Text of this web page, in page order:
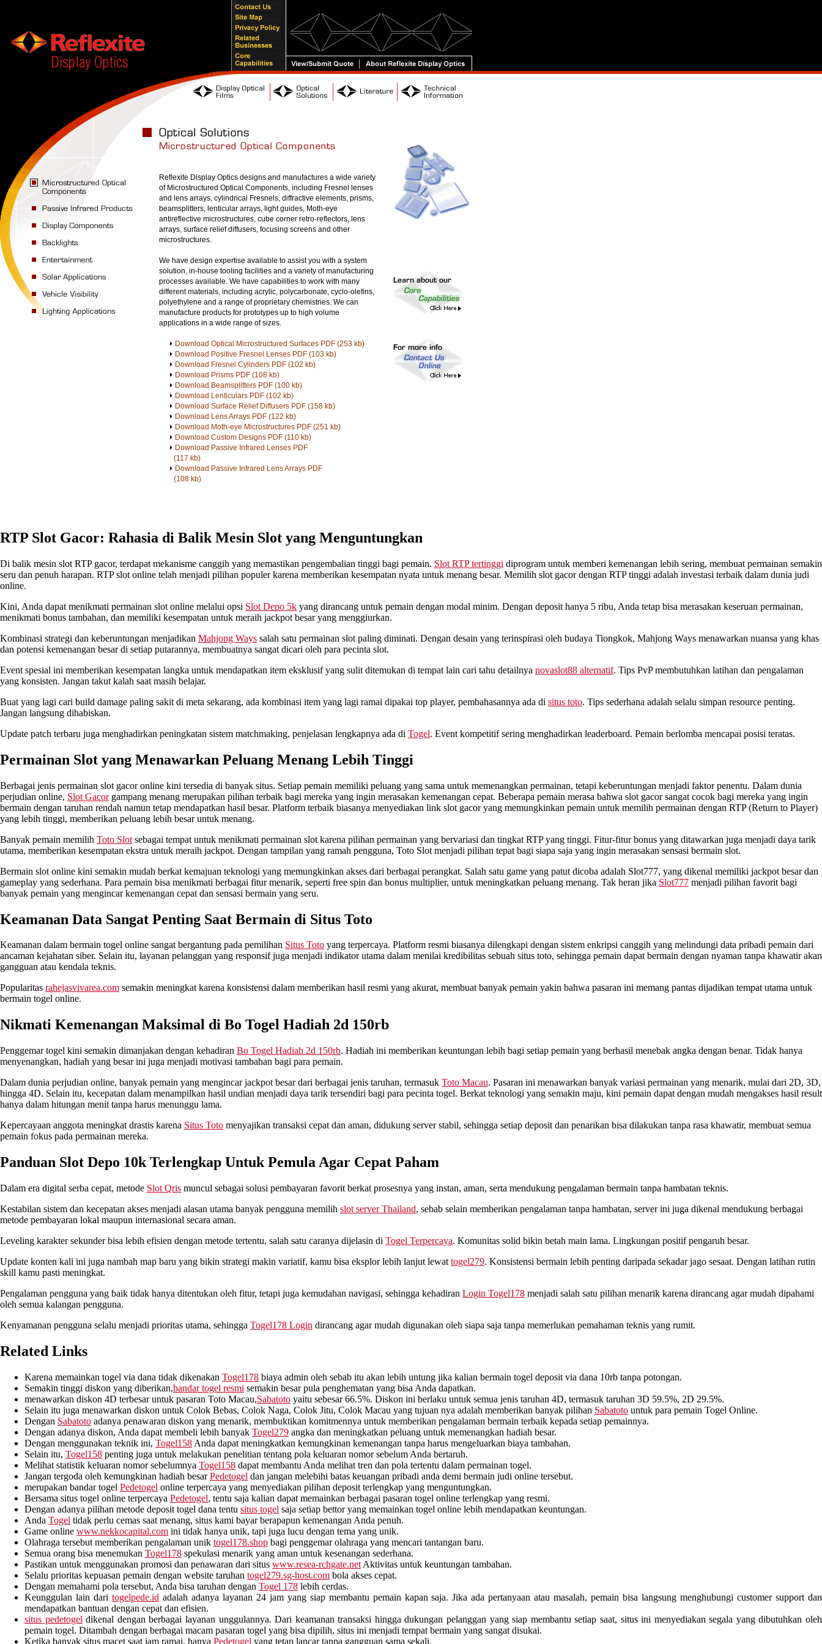
Reflexite Display Optics designs and manufactures a wide variety
of Microstructured Optical Components, including Fresnel lenses
and lens arrays, cylindrical Fresnels, diffractive elements, prisms,
beamsplitters, lenticular arrays, light guides, Moth-eye
antireflective microstructures, cube corner retro-reflectors, lens
arrays, surface relief diffusers, focusing screens and other
microstructures.
We have design expertise available to assist you with a system
solution, in-house tooling facilities and a variety of manufacturing
processes available. We have capabilities to work with many
different materials, including acrylic, polycarbonate, cyclo-olefins,
polyethylene and a range of proprietary chemistries. We can
manufacture products for prototypes up to high volume
applications in a wide range of sizes.
Download Optical Microstructured Surfaces PDF (253 kb)
Download Positive Fresnel Lenses PDF (103 kb)
Download Fresnel Cylinders PDF (102 kb)
Download Prisms PDF (108 kb)
Download Beamsplitters PDF (100 kb)
Download Lenticulars PDF (102 kb)
Download Surface Relief Diffusers PDF (158 kb)
Download Lens Arrays PDF (122 kb)
Download Moth-eye Microstructures PDF (251 kb)
Download Custom Designs PDF (110 kb)
Download Passive Infrared Lenses PDF
(117 kb)
Download Passive Infrared Lens Arrays PDF
(108 kb)
RTP Slot Gacor: Rahasia di Balik Mesin Slot yang Menguntungkan
Di balik mesin slot RTP gacor, terdapat mekanisme canggih yang memastikan pengembalian tinggi bagi pemain. Slot RTP tertinggi diprogram untuk memberi kemenangan lebih sering, membuat permainan semakin
seru dan penuh harapan. RTP slot online telah menjadi pilihan populer karena memberikan kesempatan nyata untuk menang besar. Memilih slot gacor dengan RTP tinggi adalah investasi terbaik dalam dunia judi
online.
Kini, Anda dapat menikmati permainan slot online melalui opsi Slot Depo 5k yang dirancang untuk pemain dengan modal minim. Dengan deposit hanya 5 ribu, Anda tetap bisa merasakan keseruan permainan,
menikmati bonus tambahan, dan memiliki kesempatan untuk meraih jackpot besar yang menggiurkan.
Kombinasi strategi dan keberuntungan menjadikan Mahjong Ways salah satu permainan slot paling diminati. Dengan desain yang terinspirasi oleh budaya Tiongkok, Mahjong Ways menawarkan nuansa yang khas
dan potensi kemenangan besar di setiap putarannya, membuatnya sangat dicari oleh para pecinta slot.
Event spesial ini memberikan kesempatan langka untuk mendapatkan item eksklusif yang sulit ditemukan di tempat lain cari tahu detailnya novaslot88 alternatif. Tips PvP membutuhkan latihan dan pengalaman
yang konsisten. Jangan takut kalah saat masih belajar.
Buat yang lagi cari build damage paling sakit di meta sekarang, ada kombinasi item yang lagi ramai dipakai top player, pembahasannya ada di situs toto. Tips sederhana adalah selalu simpan resource penting.
Jangan langsung dihabiskan.
Update patch terbaru juga menghadirkan peningkatan sistem matchmaking, penjelasan lengkapnya ada di Togel. Event kompetitif sering menghadirkan leaderboard. Pemain berlomba mencapai posisi teratas.
Permainan Slot yang Menawarkan Peluang Menang Lebih Tinggi
Berbagai jenis permainan slot gacor online kini tersedia di banyak situs. Setiap pemain memiliki peluang yang sama untuk memenangkan permainan, tetapi keberuntungan menjadi faktor penentu. Dalam dunia
perjudian online, Slot Gacorgampang menang merupakan pilihan terbaik bagi mereka yang ingin merasakan kemenangan cepat. Beberapa pemain merasa bahwa slot gacor sangat cocok bagi mereka yang ingin
bermain dengan taruhan rendah namun tetap mendapatkan hasil besar. Platform terbaik biasanya menyediakan link slot gacor yang memungkinkan pemain untuk memilih permainan dengan RTP (Return to Player)
yang lebih tinggi, memberikan peluang lebih besar untuk menang.
Banyak pemain memilih Toto Slot sebagai tempat untuk menikmati permainan slot karena pilihan permainan yang bervariasi dan tingkat RTP yang tinggi. Fitur-fitur bonus yang ditawarkan juga menjadi daya tarik
utama, memberikan kesempatan ekstra untuk meraih jackpot. Dengan tampilan yang ramah pengguna, Toto Slot menjadi pilihan tepat bagi siapa saja yang ingin merasakan sensasi bermain slot.
Bermain slot online kini semakin mudah berkat kemajuan teknologi yang memungkinkan akses dari berbagai perangkat. Salah satu game yang patut dicoba adalah Slot777, yang dikenal memiliki jackpot besar dan
gameplay yang sederhana. Para pemain bisa menikmati berbagai fitur menarik, seperti free spin dan bonus multiplier, untuk meningkatkan peluang menang. Tak heran jika Slot777 menjadi pilihan favorit bagi
banyak pemain yang mengincar kemenangan cepat dan sensasi bermain yang seru.
Keamanan Data Sangat Penting Saat Bermain di Situs Toto
Keamanan dalam bermain togel online sangat bergantung pada pemilihan Situs Toto yang terpercaya. Platform resmi biasanya dilengkapi dengan sistem enkripsi canggih yang melindungi data pribadi pemain dari
ancaman kejahatan siber. Selain itu, layanan pelanggan yang responsif juga menjadi indikator utama dalam menilai kredibilitas sebuah situs toto, sehingga pemain dapat bermain dengan nyaman tanpa khawatir akan
gangguan atau kendala teknis.
Popularitas rahejasvivarea.com semakin meningkat karena konsistensi dalam memberikan hasil resmi yang akurat, membuat banyak pemain yakin bahwa pasaran ini memang pantas dijadikan tempat utama untuk
bermain togel online.
Nikmati Kemenangan Maksimal di Bo Togel Hadiah 2d 150rb
Penggemar togel kini semakin dimanjakan dengan kehadiran Bo Togel Hadiah 2d 150rb. Hadiah ini memberikan keuntungan lebih bagi setiap pemain yang berhasil menebak angka dengan benar. Tidak hanya
menyenangkan, hadiah yang besar ini juga menjadi motivasi tambahan bagi para pemain.
Dalam dunia perjudian online, banyak pemain yang mengincar jackpot besar dari berbagai jenis taruhan, termasuk Toto Macau. Pasaran ini menawarkan banyak variasi permainan yang menarik, mulai dari 2D, 3D,
hingga 4D. Selain itu, kecepatan dalam menampilkan hasil undian menjadi daya tarik tersendiri bagi para pecinta togel. Berkat teknologi yang semakin maju, kini pemain dapat dengan mudah mengakses hasil result
hanya dalam hitungan menit tanpa harus menunggu lama.
Kepercayaan anggota meningkat drastis karena Situs Toto menyajikan transaksi cepat dan aman, didukung server stabil, sehingga setiap deposit dan penarikan bisa dilakukan tanpa rasa khawatir, membuat semua
pemain fokus pada permainan mereka.
Panduan Slot Depo 10k Terlengkap Untuk Pemula Agar Cepat Paham
Dalam era digital serba cepat, metode Slot Qris muncul sebagai solusi pembayaran favorit berkat prosesnya yang instan, aman, serta mendukung pengalaman bermain tanpa hambatan teknis.
Kestabilan sistem dan kecepatan akses menjadi alasan utama banyak pengguna memilih slot server Thailand, sebab selain memberikan pengalaman tanpa hambatan, server ini juga dikenal mendukung berbagai
metode pembayaran lokal maupun internasional secara aman.
Leveling karakter sekunder bisa lebih efisien dengan metode tertentu, salah satu caranya dijelasin di Togel Terpercaya. Komunitas solid bikin betah main lama. Lingkungan positif pengaruh besar.
Update konten kali ini juga nambah map baru yang bikin strategi makin variatif, kamu bisa eksplor lebih lanjut lewat togel279. Konsistensi bermain lebih penting daripada sekadar jago sesaat. Dengan latihan rutin
skill kamu pasti meningkat.
Pengalaman pengguna yang baik tidak hanya ditentukan oleh fitur, tetapi juga kemudahan navigasi, sehingga kehadiran Login Togel178 menjadi salah satu pilihan menarik karena dirancang agar mudah dipahami
oleh semua kalangan pengguna.
Kenyamanan pengguna selalu menjadi prioritas utama, sehingga Togel178 Login dirancang agar mudah digunakan oleh siapa saja tanpa memerlukan pemahaman teknis yang rumit.
Related Links
Karena memainkan togel via dana tidak dikenakan Togel178 biaya admin oleh sebab itu akan lebih untung jika kalian bermain togel deposit via dana 10rb tanpa potongan.
Semakin tinggi diskon yang diberikan,bandar togel resmi semakin besar pula penghematan yang bisa Anda dapatkan.
menawarkan diskon 4D terbesar untuk pasaran Toto Macau,Sabatoto yaitu sebesar 66.5%. Diskon ini berlaku untuk semua jenis taruhan 4D, termasuk taruhan 3D 59.5%, 2D 29.5%.
Selain itu juga menawarkan diskon untuk Colok Bebas, Colok Naga, Colok Jitu, Colok Macau yang tujuan nya adalah memberikan banyak pilihan Sabatoto untuk para pemain Togel Online.
Dengan Sabatoto adanya penawaran diskon yang menarik, membuktikan komitmennya untuk memberikan pengalaman bermain terbaik kepada setiap pemainnya.
Dengan adanya diskon, Anda dapat membeli lebih banyak Togel279 angka dan meningkatkan peluang untuk memenangkan hadiah besar.
Dengan menggunakan teknik ini, Togel158 Anda dapat meningkatkan kemungkinan kemenangan tanpa harus mengeluarkan biaya tambahan.
Selain itu, Togel158 penting juga untuk melakukan penelitian tentang pola keluaran nomor sebelum Anda bertaruh.
Melihat statistik keluaran nomor sebelumnya Togel158 dapat membantu Anda melihat tren dan pola tertentu dalam permainan togel.
Jangan tergoda oleh kemungkinan hadiah besarPedetogel dan jangan melebihi batas keuangan pribadi anda demi bermain judi online tersebut.
merupakan bandar togel Pedetogel online terpercaya yang menyediakan pilihan deposit terlengkap yang menguntungkan.
Bersama situs togel online terpercaya Pedetogel, tentu saja kalian dapat memainkan berbagai pasaran togel online terlengkap yang resmi.
Dengan adanya pilihan metode deposit togel dana tentu situs togel saja setiap bettor yang memainkan togel online lebih mendapatkan keuntungan.
Anda Togel tidak perlu cemas saat menang, situs kami bayar berapapun kemenangan Anda penuh.
Game online www.nekkocapital.com ini tidak hanya unik, tapi juga lucu dengan tema yang unik.
Olahraga tersebut memberikan pengalaman unik togel178.shop bagi penggemar olahraga yang mencari tantangan baru.
Semua orang bisa menemukan Togel178 spekulasi menarik yang aman untuk kesenangan sederhana.
Pastikan untuk menggunakan promosi dan penawaran dari situs www.resea-rchgate.net Aktivitas untuk keuntungan tambahan.
Selalu prioritas kepuasan pemain dengan website taruhan togel279.sg-host.com bola akses cepat.
Dengan memahami pola tersebut, Anda bisa taruhan dengan Togel 178 lebih cerdas.
Keunggulan lain dari togelpede.id adalah adanya layanan 24 jam yang siap membantu pemain kapan saja. Jika ada pertanyaan atau masalah, pemain bisa langsung menghubungi customer support dan
mendapatkan bantuan dengan cepat dan efisien.
situs pedetogel dikenal dengan berbagai layanan unggulannya. Dari keamanan transaksi hingga dukungan pelanggan yang siap membantu setiap saat, situs ini menyediakan segala yang dibutuhkan oleh
pemain togel. Ditambah dengan berbagai macam pasaran togel yang bisa dipilih, situs ini menjadi tempat bermain yang sangat disukai.
Ketika banyak situs macet saat jam ramai, hanya Pedetogel yang tetap lancar tanpa gangguan sama sekali.